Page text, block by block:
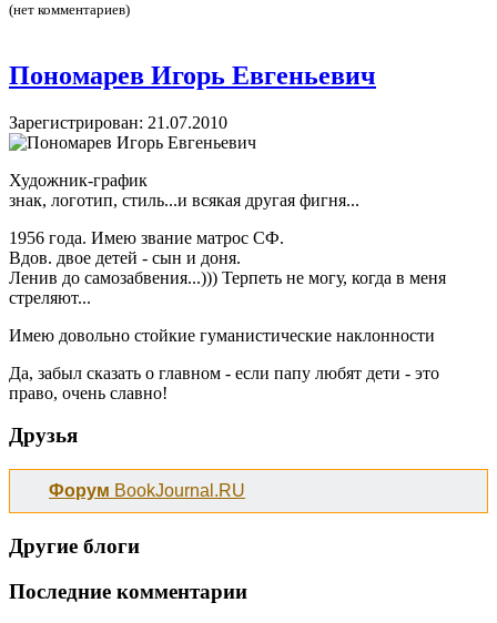
(нет комментариев)
Пономарев Игорь Евгеньевич
Зарегистрирован: 21.07.2010
Художник-график
знак, логотип, стиль...и всякая другая фигня...
1956 года. Имею звание матрос СФ.
Вдов. двое детей - сын и доня.
Ленив до самозабвения...))) Терпеть не могу, когда в меня
стреляют...
Имею довольно стойкие гуманистические наклонности
Да, забыл сказать о главном - если папу любят дети - это
право, очень славно!
Друзья
Форум BookJournal.RU
Другие блоги
Последние комментарии